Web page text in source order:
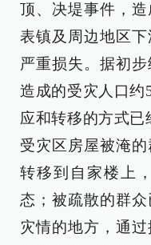
顶、决堤事件，
表镇及周边地区
严重损失。据初
造成的受灾人口约
应和转移的方式已
受灾区房屋被淹
转移到自家楼上
态；被疏散的群
灾情的地方，通